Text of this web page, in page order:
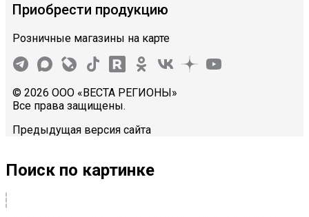
Приобрести продукцию
Розничные магазины на карте
© 2026 ООО «ВЕСТА РЕГИОНЫ»
Все права защищены.
Предыдущая версия сайта
Поиск по картинке